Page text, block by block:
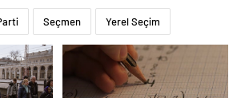
Seçmen Yerel Seçim